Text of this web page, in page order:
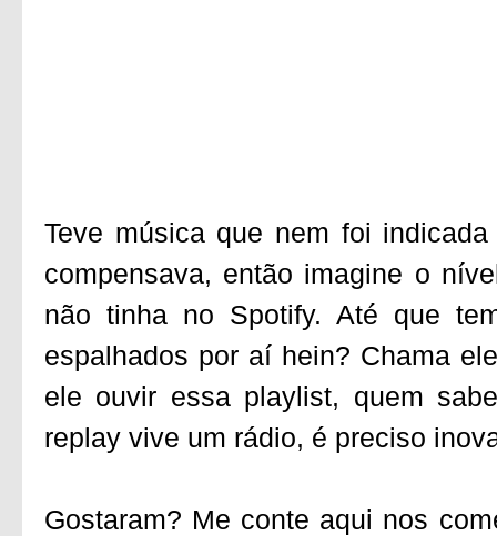
Teve música que nem foi
compensava, então imagine o
não tinha no Spotify. Até que
espalhados por aí hein? Chama
ele ouvir essa playlist, quem
replay vive um rádio, é preciso
Gostaram? Me conte aqui nos